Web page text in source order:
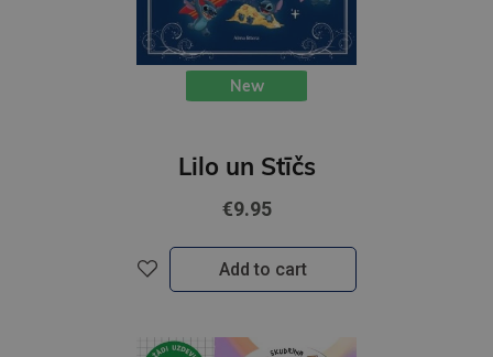
New
Lilo un Stīčs
€9.95
Add to cart